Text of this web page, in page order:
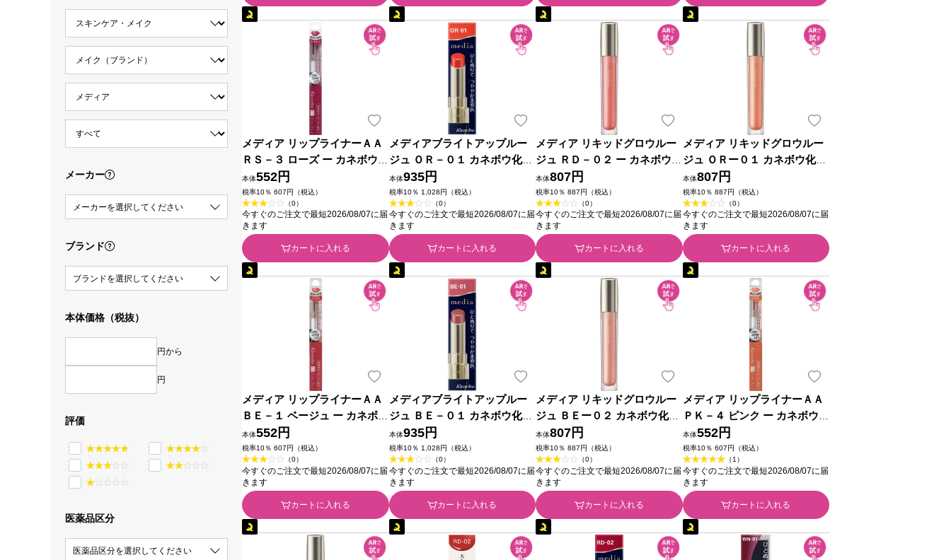
メーカー
メーカーを選択してください
ブランド
ブランドを選択してください
本体価格（税抜）
円から
円
評価
医薬品区分
医薬品区分を選択してください
メディア リップライナーＡＡ
ＲＳ－３ ローズ ー カネボウ化
粧品
本体552円
税率10％ 607円（税込）
（0）
今すぐのご注文で最短2026/08/07に届
きます
カートに入れる
メディアブライトアップルー
ジュ ＯＲ－０１ カネボウ化粧
品
本体935円
税率10％ 1,028円（税込）
（0）
今すぐのご注文で最短2026/08/07に届
きます
カートに入れる
メディア リキッドグロウルー
ジュ ＲＤ－０２ ー カネボウ化
粧品
本体807円
税率10％ 887円（税込）
（0）
今すぐのご注文で最短2026/08/07に届
きます
カートに入れる
メディア リキッドグロウルー
ジュ ＯＲー０１ カネボウ化粧
品
本体807円
税率10％ 887円（税込）
（0）
今すぐのご注文で最短2026/08/07に届
きます
カートに入れる
メディア リップライナーＡＡ
ＢＥ－１ ベージュ ー カネボウ
化粧品
本体552円
税率10％ 607円（税込）
（0）
今すぐのご注文で最短2026/08/07に届
きます
カートに入れる
メディアブライトアップルー
ジュ ＢＥ－０１ カネボウ化粧
品
本体935円
税率10％ 1,028円（税込）
（0）
今すぐのご注文で最短2026/08/07に届
きます
カートに入れる
メディア リキッドグロウルー
ジュ ＢＥー０２ カネボウ化粧
品
本体807円
税率10％ 887円（税込）
（0）
今すぐのご注文で最短2026/08/07に届
きます
カートに入れる
メディア リップライナーＡＡ
ＰＫ－４ ピンク ー カネボウ化
粧品
本体552円
税率10％ 607円（税込）
（1）
今すぐのご注文で最短2026/08/07に届
きます
カートに入れる